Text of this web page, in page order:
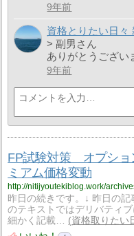
9年前
資格とりたい日々
> 副男さん
ありがとうござい
9年前
FP試験対策 オプショ
ミアム価格変動
http://nitijyoutekiblog.work/
昨日の続きです。↓ 昨日の記
のテキストではデリバティ
細かく記載…
資格取りたい